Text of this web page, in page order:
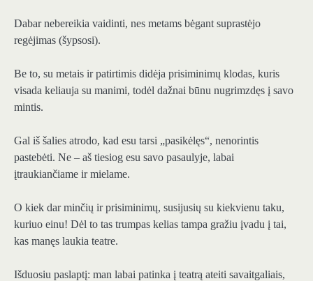
Dabar nebereikia vaidinti, nes metams bėgant suprastėjo
regėjimas (šypsosi).
Be to, su metais ir patirtimis didėja prisiminimų klodas, kuris
visada keliauja su manimi, todėl dažnai būnu nugrimzdęs į savo
mintis.
Gal iš šalies atrodo, kad esu tarsi „pasikėlęs“, nenorintis
pastebėti. Ne – aš tiesiog esu savo pasaulyje, labai
įtraukiančiame ir mielame.
O kiek dar minčių ir prisiminimų, susijusių su kiekvienu taku,
kuriuo einu! Dėl to tas trumpas kelias tampa gražiu įvadu į tai,
kas manęs laukia teatre.
Išduosiu paslaptį: man labai patinka į teatrą ateiti savaitgaliais,